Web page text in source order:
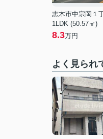
志木市中宗岡１
1LDK (50.57㎡)
8.3万円
よく見られ